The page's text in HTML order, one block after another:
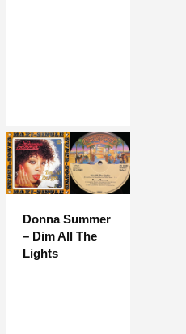
Donna Summer
– Dim All The
Lights